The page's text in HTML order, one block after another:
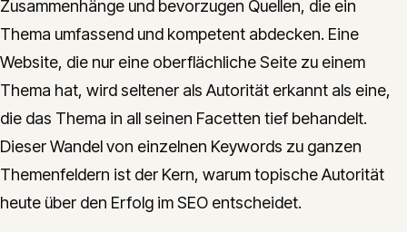
Zusammenhänge und bevorzugen Quellen, die ein
Thema umfassend und kompetent abdecken. Eine
Website, die nur eine oberflächliche Seite zu einem
Thema hat, wird seltener als Autorität erkannt als eine,
die das Thema in all seinen Facetten tief behandelt.
Dieser Wandel von einzelnen Keywords zu ganzen
Themenfeldern ist der Kern, warum topische Autorität
heute über den Erfolg im SEO entscheidet.